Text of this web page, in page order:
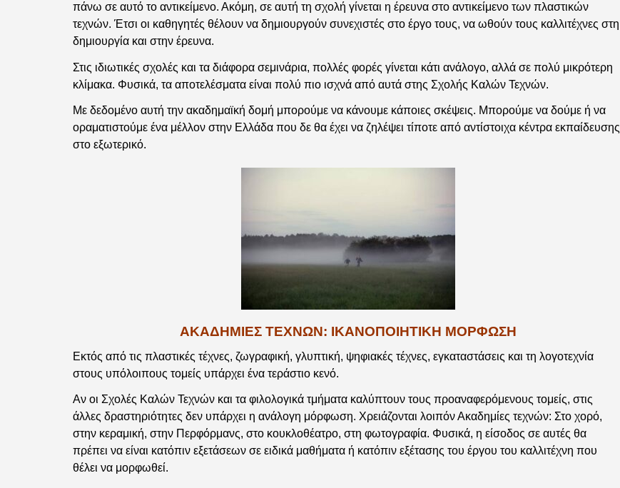
πάνω σε αυτό το αντικείμενο. Ακόμη, σε αυτή τη σχολή γίνεται η έρευνα στο αντικείμενο των πλαστικών
τεχνών. Έτσι οι καθηγητές θέλουν να δημιουργούν συνεχιστές στο έργο τους, να ωθούν τους καλλιτέχνες στη
δημιουργία και στην έρευνα.
Στις ιδιωτικές σχολές και τα διάφορα σεμινάρια, πολλές φορές γίνεται κάτι ανάλογο, αλλά σε πολύ μικρότερη
κλίμακα. Φυσικά, τα αποτελέσματα είναι πολύ πιο ισχνά από αυτά στης Σχολής Καλών Τεχνών.
Με δεδομένο αυτή την ακαδημαϊκή δομή μπορούμε να κάνουμε κάποιες σκέψεις. Μπορούμε να δούμε ή να
οραματιστούμε ένα μέλλον στην Ελλάδα που δε θα έχει να ζηλέψει τίποτε από αντίστοιχα κέντρα εκπαίδευσης
στο εξωτερικό.
ΑΚΑΔΗΜΙΕΣ ΤΕΧΝΩΝ: ΙΚΑΝΟΠΟΙΗΤΙΚΗ ΜΟΡΦΩΣΗ
Εκτός από τις πλαστικές τέχνες, ζωγραφική, γλυπτική, ψηφιακές τέχνες, εγκαταστάσεις και τη λογοτεχνία
στους υπόλοιπους τομείς υπάρχει ένα τεράστιο κενό.
Αν οι Σχολές Καλών Τεχνών και τα φιλολογικά τμήματα καλύπτουν τους προαναφερόμενους τομείς, στις
άλλες δραστηριότητες δεν υπάρχει η ανάλογη μόρφωση. Χρειάζονται λοιπόν Ακαδημίες τεχνών: Στο χορό,
στην κεραμική, στην Περφόρμανς, στο κουκλοθέατρο, στη φωτογραφία. Φυσικά, η είσοδος σε αυτές θα
πρέπει να είναι κατόπιν εξετάσεων σε ειδικά μαθήματα ή κατόπιν εξέτασης του έργου του καλλιτέχνη που
θέλει να μορφωθεί.